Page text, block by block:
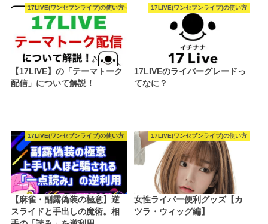
17LIVE(ワンセブンライブ)の使い方
【17LIVE】の「テーマトーク
配信」について解説！
17LIVE(ワンセブンライブ)の使い方
17LIVEのライバーグレードっ
てなに？
17LIVE(ワンセブンライブ)の使い方
【麻雀・副露偽装の極意】逆
スライドと手出しの魔術。相
17LIVE(ワンセブンライブ)の使い方
女性ライバー便利グッズ【カ
ツラ・ウィッグ編】